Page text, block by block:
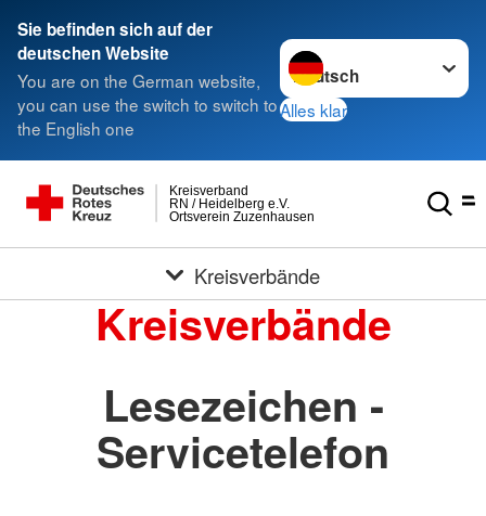
Sie befinden sich auf der
deutschen Website
You are on the German website,
you can use the switch to switch to
the English one
Sprache wechseln zu
Alles klar
Ortsverein Zuzenhausen
RN / Heidelberg e.V.
Kreisverband
Kreisverbände
Kreisverbände
Lesezeichen -
Servicetelefon